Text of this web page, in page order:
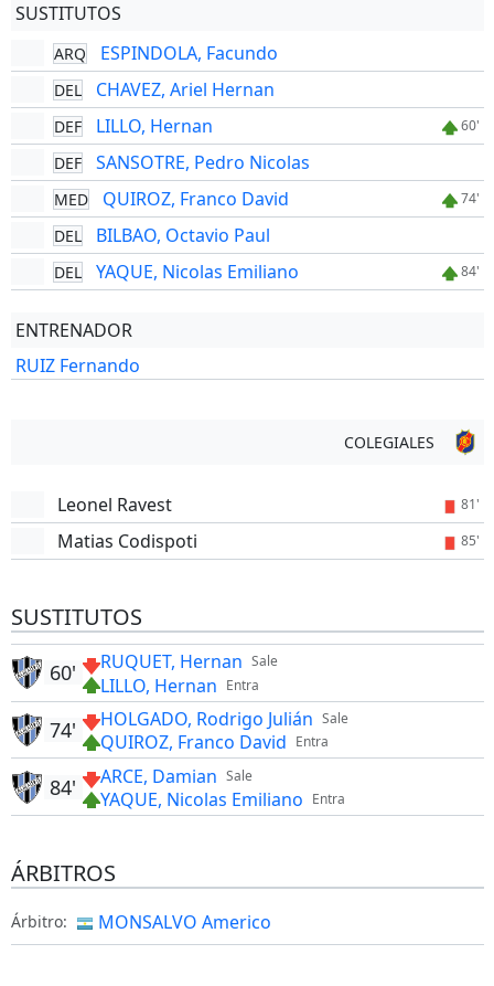
SUSTITUTOS
ARQ ESPINDOLA, Facundo
DEL CHAVEZ, Ariel Hernan
DEF LILLO, Hernan 60'
DEF SANSOTRE, Pedro Nicolas
MED QUIROZ, Franco David 74'
DEL BILBAO, Octavio Paul
DEL YAQUE, Nicolas Emiliano 84'
ENTRENADOR
RUIZ Fernando
COLEGIALES
Leonel Ravest 81'
Matias Codispoti 85'
SUSTITUTOS
Sale
RUQUET, Hernan
Entra
LILLO, Hernan
60'
Sale
HOLGADO, Rodrigo Julián
Entra
QUIROZ, Franco David
74'
Sale
ARCE, Damian
Entra
YAQUE, Nicolas Emiliano
84'
ÁRBITROS
Árbitro: MONSALVO Americo